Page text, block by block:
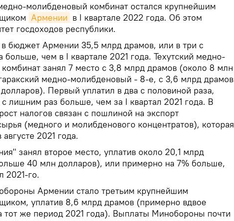
молибденовый комбинат остался крупнейшим
Армении в I квартале 2022 года. Об этом
госдоходов республики.
бюджет Армении 35,5 млрд драмов, или в три с
больше, чем в I квартале 2021 года. Техутский медно-
занял 7 место с 3,8 млрд драмов (около 8 млн
медно-молибденовый - 8-е, с 3,6 млрд драмов
Первый уплатил в два с половиной раза,
с лишним раз больше, чем за I квартал 2021 года. В
налогов связан с пошлиной на экспорт
(медного и молибденового концентратов), которая
2021 года.
занял второе место, уплатив около 20,1 млрд
40 млн долларов), или примерно на 7% больше,
2021-го.
Армении стало третьим крупнейшим
уплатив 8,6 млрд драмов (примерно вдвое
тот же период 2021 года). Выплаты Минобороны почти